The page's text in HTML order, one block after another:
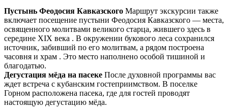
Пустынь Феодосия Кавказского Маршрут экскурсии также
включает посещение пустыни Феодосия Кавказского — места,
освященного молитвами великого старца, жившего здесь в
середине XIX века . В окружении букового леса сохранился
источник, забивший по его молитвам, а рядом построена
часовня и храм . Это место наполнено особой тишиной и
благодатью.
Дегустация мёда на пасеке После духовной программы вас
ждет встреча с кубанским гостеприимством. В поселке
Горном расположена пасека, где для гостей проводят
настоящую дегустацию мёда.